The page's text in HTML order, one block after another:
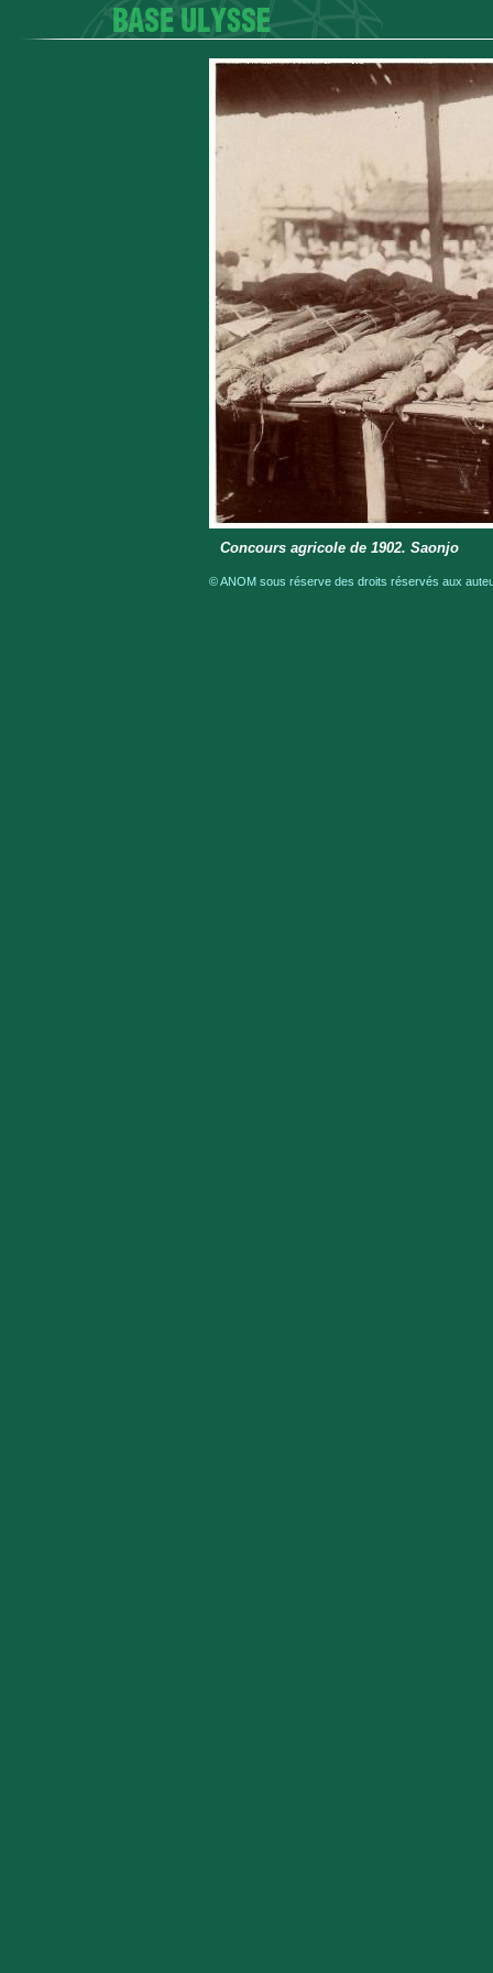
Concours agricole de 1902. Saonjo
© ANOM sous réserve des droits réservés aux